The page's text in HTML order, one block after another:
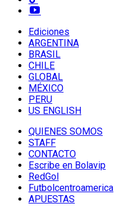
Ediciones
ARGENTINA
BRASIL
CHILE
GLOBAL
MÉXICO
PERU
US ENGLISH
QUIENES SOMOS
STAFF
CONTACTO
Escribe en Bolavip
RedGol
Futbolcentroamerica
APUESTAS